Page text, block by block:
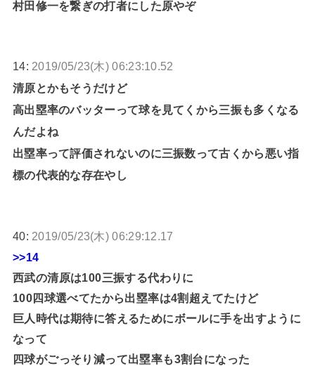
村田修一を繋ぎの打者にした原やぞ
14: 2019/05/23(木) 06:23:10.52
清原とかもそうだけど
高出塁率のバッターって球を見てくから三振も多くなる
んだよね
出塁率って評価されないのに三振数って古くから悪い指
標の代表的な存在やし
40: 2019/05/23(木) 06:29:12.17
>>14
西武の清原は100三振する代わりに
100四球選べてたから出塁率は4割超えてたけど
巨人時代は期待に答えるためにボールに手を出すように
なって
四球がごっそり減って出塁率も3割台になった